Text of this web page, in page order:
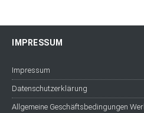
IMPRESSUM
Impressum
Datenschutzerklärung
Allgemeine Geschäftsbedingungen